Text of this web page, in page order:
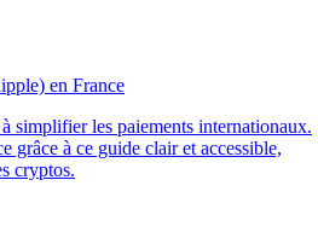
en France
simplifier les paiements internationaux.
grâce à ce guide clair et accessible,
cryptos.